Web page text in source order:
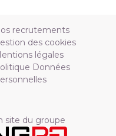
recrutements
des cookies
légales
Données
site du groupe